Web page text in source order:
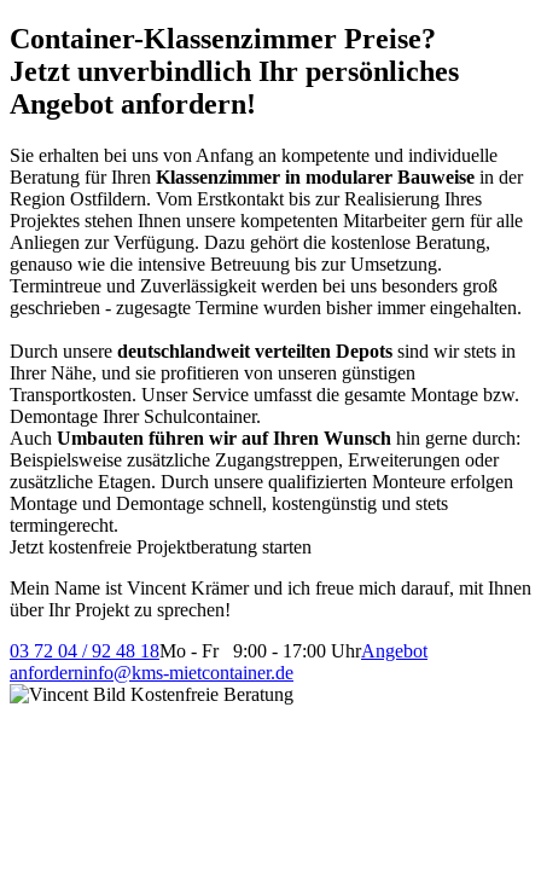
Container-Klassenzimmer Preise?
Jetzt unverbindlich Ihr persönliches
Angebot anfordern!
Sie erhalten bei uns von Anfang an kompetente und individuelle
Beratung für Ihren Klassenzimmer in modularer Bauweise in der
Region Ostfildern. Vom Erstkontakt bis zur Realisierung Ihres
Projektes stehen Ihnen unsere kompetenten Mitarbeiter gern für alle
Anliegen zur Verfügung. Dazu gehört die kostenlose Beratung,
genauso wie die intensive Betreuung bis zur Umsetzung.
Termintreue und Zuverlässigkeit werden bei uns besonders groß
geschrieben - zugesagte Termine wurden bisher immer eingehalten.
Durch unsere deutschlandweit verteilten Depots sind wir stets in
Ihrer Nähe, und sie profitieren von unseren günstigen
Transportkosten. Unser Service umfasst die gesamte Montage bzw.
Demontage Ihrer Schulcontainer.
Auch Umbauten führen wir auf Ihren Wunsch hin gerne durch:
Beispielsweise zusätzliche Zugangstreppen, Erweiterungen oder
zusätzliche Etagen. Durch unsere qualifizierten Monteure erfolgen
Montage und Demontage schnell, kostengünstig und stets
termingerecht.
Jetzt kostenfreie Projektberatung starten
Mein Name ist Vincent Krämer und ich freue mich darauf, mit Ihnen
über Ihr Projekt zu sprechen!
03 72 04 / 92 48 18Mo - Fr 9:00 - 17:00 UhrAngebot
anforderninfo@kms-mietcontainer.de